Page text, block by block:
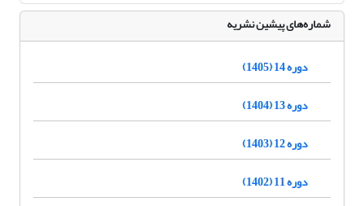
شماره‌های پیشین نشریه
دوره 14 (1405)
دوره 13 (1404)
دوره 12 (1403)
دوره 11 (1402)